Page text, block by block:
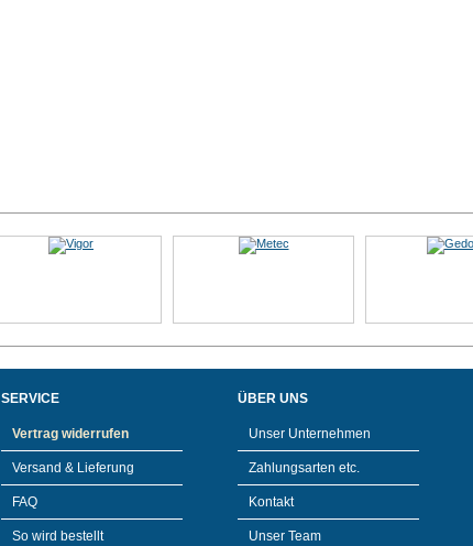
SERVICE
Vertrag widerrufen
Versand & Lieferung
FAQ
So wird bestellt
ÜBER UNS
Unser Unternehmen
Zahlungsarten etc.
Kontakt
Unser Team